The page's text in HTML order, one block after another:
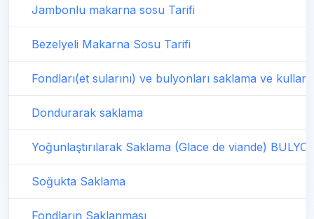
Jambonlu makarna sosu Tarifi
Bezelyeli Makarna Sosu Tarifi
Fondları(et sularını) ve bulyonları saklama ve
Dondurarak saklama
Yoğunlaştırılarak Saklama (Glace de viande)
Soğukta Saklama
Fondların Saklanması